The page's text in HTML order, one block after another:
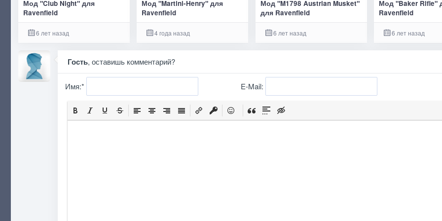
Мод "Club Night" для
Ravenfield
6 лет назад
Мод "Martini-Henry" для
Ravenfield
4 года назад
Мод "M1798 Austrian Musket"
для Ravenfield
6 лет назад
Мод "Baker Rifle"
Ravenfield
6 лет назад
Гость, оставишь комментарий?
Имя:* E-Mail: